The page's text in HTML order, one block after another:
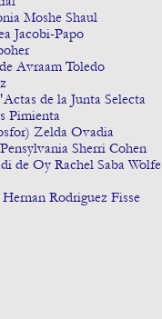
Moshe Shaul
Jacobi-Papo
Avraam Toledo
de la Junta Selecta
Pimienta
Zelda Ovadia
Sherri Cohen
de Oy Rachel Saba Wolfe
Rodriguez Fisse